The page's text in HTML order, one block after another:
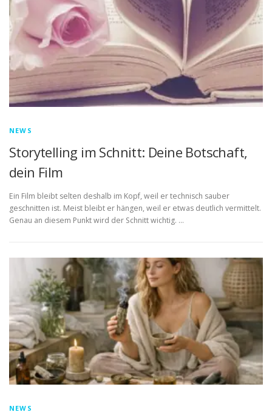
NEWS
Storytelling im Schnitt: Deine Botschaft,
dein Film
Ein Film bleibt selten deshalb im Kopf, weil er technisch sauber
geschnitten ist. Meist bleibt er hängen, weil er etwas deutlich vermittelt.
Genau an diesem Punkt wird der Schnitt wichtig. …
NEWS